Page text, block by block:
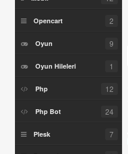
Opencart 2
Oyun 9
Oyun Hileleri 1
Php 12
Php Bot 24
Plesk 7